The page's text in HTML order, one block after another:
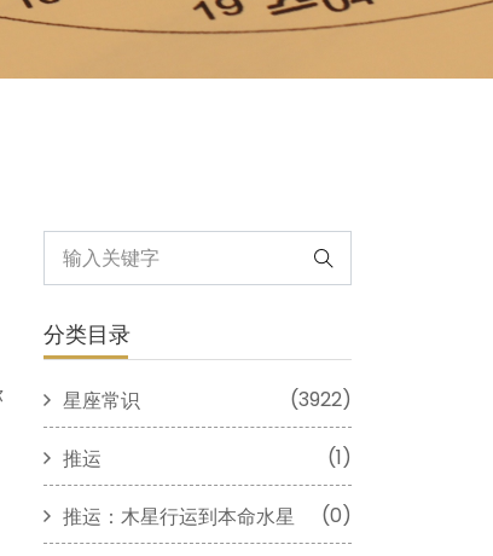
分类目录
星座常识 (3922)
推运 (1)
推运：木星行运到本命水星 (0)